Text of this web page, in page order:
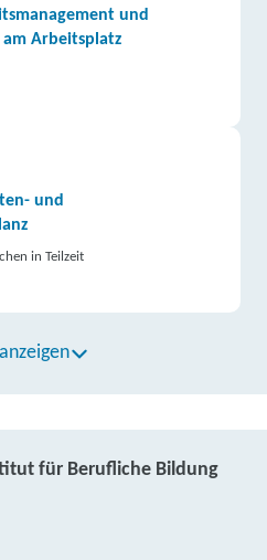
und
am Arbeitsplatz
und
in Teilzeit
für Berufliche Bildung